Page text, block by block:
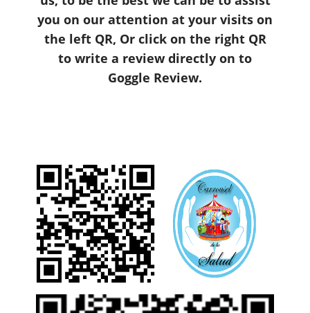
you on our attention at your visits on
the left QR, Or click on the right QR
to write a review directly on to
Goggle Review.